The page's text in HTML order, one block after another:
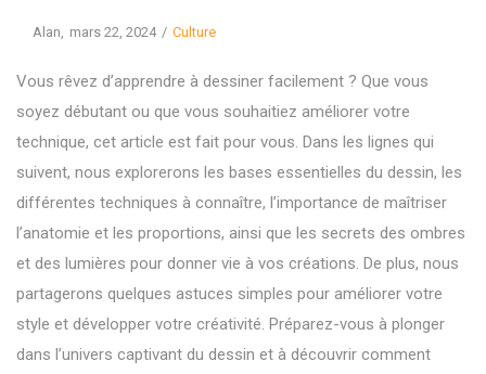
ByAlan
Posted
mars 22, 2024
Posted
Culture
Vous rêvez d’apprendre à dessiner facilement ? Que vous
soyez débutant ou que vous souhaitiez améliorer votre
technique, cet article est fait pour vous. Dans les lignes qui
suivent, nous explorerons les bases essentielles du dessin, les
différentes techniques à connaître, l’importance de maîtriser
l’anatomie et les proportions, ainsi que les secrets des ombres
et des lumières pour donner vie à vos créations. De plus, nous
partagerons quelques astuces simples pour améliorer votre
style et développer votre créativité. Préparez-vous à plonger
dans l’univers captivant du dessin et à découvrir comment